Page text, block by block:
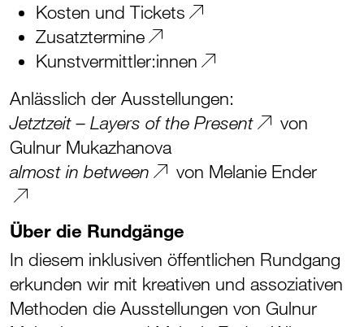
Kosten und Tickets
Zusatztermine
Kunstvermittler:innen
Anlässlich der Ausstellungen:
Jetztzeit – Layers of the Present
von
Gulnur Mukazhanova
almost in between von Melanie Ender
Über die Rundgänge
In diesem inklusiven öffentlichen Rundgang
erkunden wir mit kreativen und assoziativen
Methoden die Ausstellungen von Gulnur